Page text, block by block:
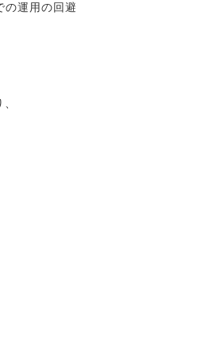
の運用の回避